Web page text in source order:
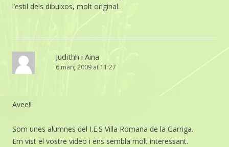
l’estil dels dibuixos, molt original.
Judithh i Aina
6 març 2009 at 11:27
Avee!!
Som unes alumnes del I.E.S Vil·la Romana de la Garriga.
Em vist el vostre video i ens sembla molt interessant.